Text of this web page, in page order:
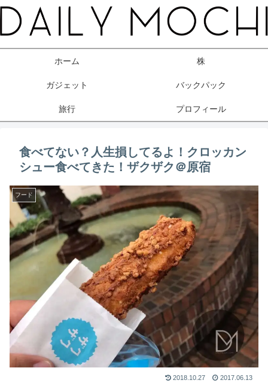
ホーム 株
ガジェット バックパック
旅行 プロフィール
食べてない？人生損してるよ！クロッカン
シュー食べてきた！ザクザク＠原宿
フード
2018.10.27 2017.06.13